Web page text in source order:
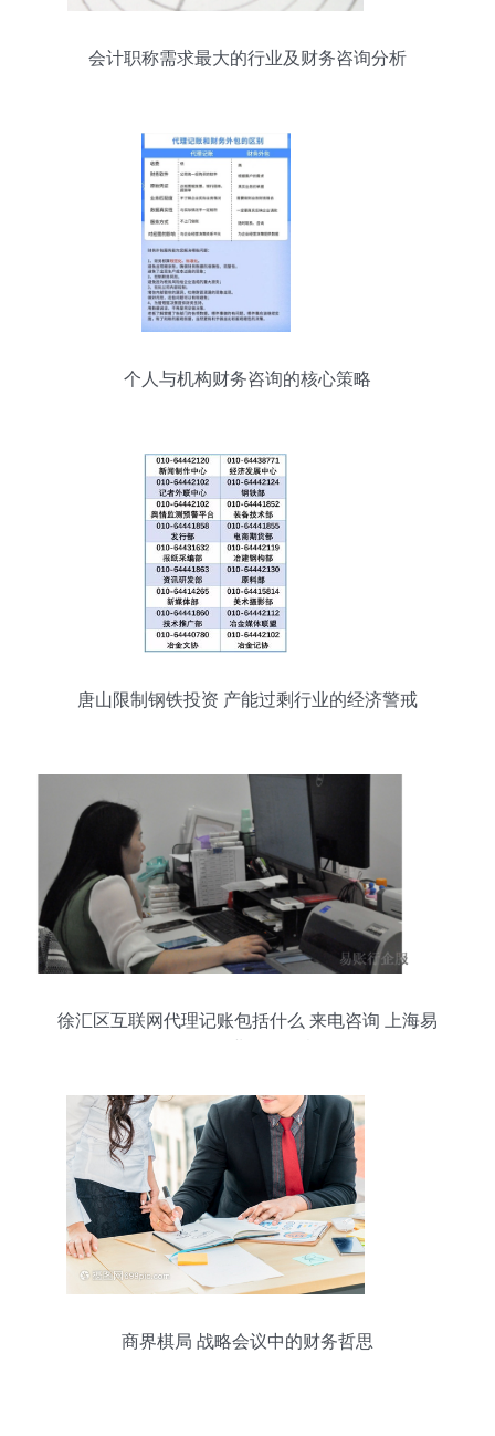
会计职称需求最大的行业及财务咨询分析
个人与机构财务咨询的核心策略
唐山限制钢铁投资 产能过剩行业的经济警戒
徐汇区互联网代理记账包括什么 来电咨询 上海易
商界棋局 战略会议中的财务哲思